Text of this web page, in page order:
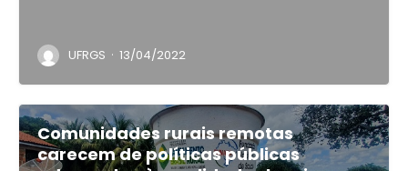
UFRGS · 13/04/2022
Comunidades rurais remotas
carecem de políticas públicas